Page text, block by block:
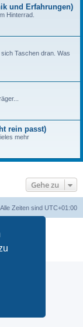
und Erfahrungen)
Hinterrad.
Taschen dran. Was
rein passt)
mehr
Gehe zu
Alle Zeiten sind UTC+01:00